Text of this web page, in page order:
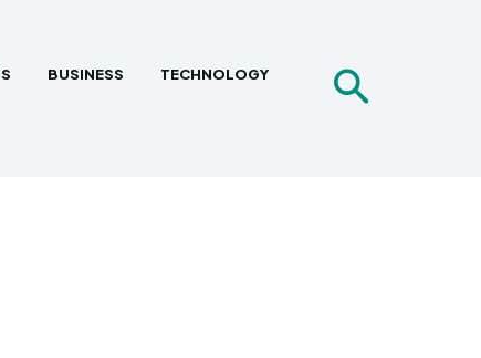
BUSINESS
TECHNOLOGY